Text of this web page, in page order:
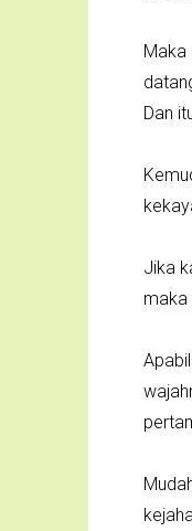
Dan
Jika
maka